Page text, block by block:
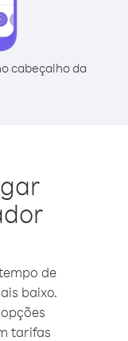
cabeçalho da
de
baixo.
tarifas